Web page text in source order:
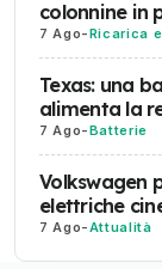
colonnine in
7 Ago-Ricarica
Texas: una
alimenta la
7 Ago-Batterie
Volkswagen
elettriche
7 Ago-Attualità